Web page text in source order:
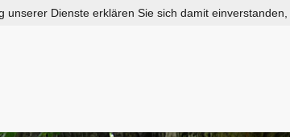
Dienste erklären Sie sich damit einverstanden,